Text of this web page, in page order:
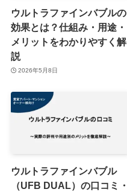
ウルトラファインバブルの
効果とは？仕組み・用途・
メリットをわかりやすく解
説
2026年5月8日
ウルトラファインバブル
（UFB DUAL）の口コミ・